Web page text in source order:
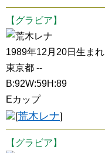
【グラビア】
荒木レナ
1989年12月20日生まれ
東京都 --
B:92W:59H:89
Eカップ
[荒木レナ]
【グラビア】